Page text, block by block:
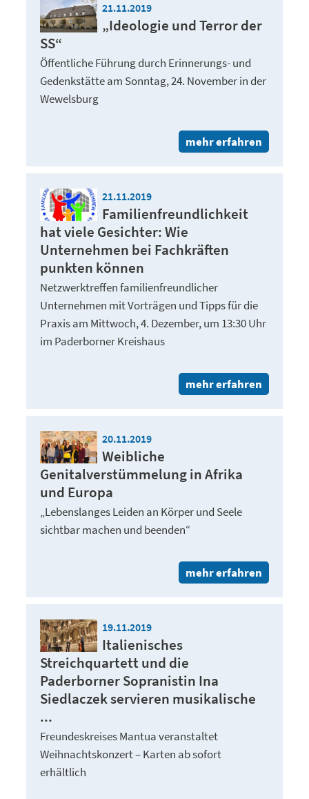
21.11.2019
„Ideologie und Terror der
SS“
Öffentliche Führung durch Erinnerungs- und
Gedenkstätte am Sonntag, 24. November in der
Wewelsburg
mehr erfahren
21.11.2019
Familienfreundlichkeit
hat viele Gesichter: Wie
Unternehmen bei Fachkräften
punkten können
Netzwerktreffen familienfreundlicher
Unternehmen mit Vorträgen und Tipps für die
Praxis am Mittwoch, 4. Dezember, um 13:30 Uhr
im Paderborner Kreishaus
mehr erfahren
20.11.2019
Weibliche
Genitalverstümmelung in Afrika
und Europa
„Lebenslanges Leiden an Körper und Seele
sichtbar machen und beenden“
mehr erfahren
19.11.2019
Italienisches
Streichquartett und die
Paderborner Sopranistin Ina
Siedlaczek servieren musikalische
...
Freundeskreises Mantua veranstaltet
Weihnachtskonzert – Karten ab sofort
erhältlich